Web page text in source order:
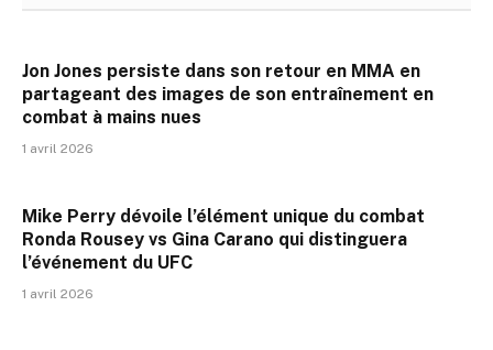
Jon Jones persiste dans son retour en MMA en
partageant des images de son entraînement en
combat à mains nues
1 avril 2026
Mike Perry dévoile l’élément unique du combat
Ronda Rousey vs Gina Carano qui distinguera
l’événement du UFC
1 avril 2026